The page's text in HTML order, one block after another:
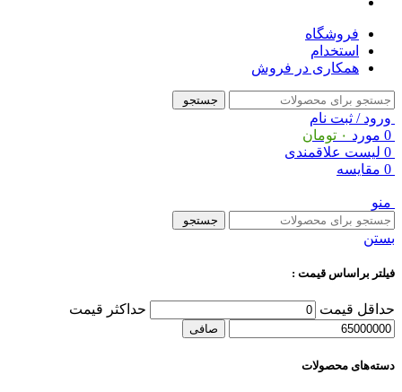
فروشگاه
استخدام
همکاری در فروش
جستجو
ورود / ثبت نام
0 مورد ۰ تومان
0 لیست علاقمندی
0 مقایسه
منو
جستجو
بستن
فیلتر براساس قیمت :
حداقل قیمت حداكثر قيمت
صافی
دسته‌های محصولات